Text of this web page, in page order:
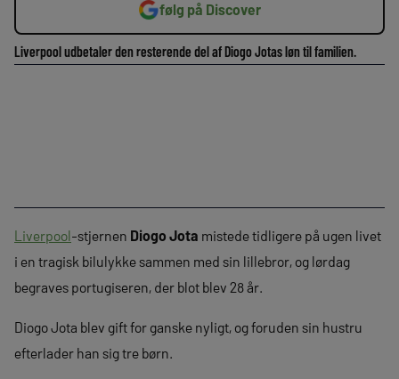
følg på Discover
Liverpool udbetaler den resterende del af Diogo Jotas løn til familien.
Liverpool-stjernen Diogo Jota mistede tidligere på ugen livet
i en tragisk bilulykke sammen med sin lillebror, og lørdag
begraves portugiseren, der blot blev 28 år.
Diogo Jota blev gift for ganske nyligt, og foruden sin hustru
efterlader han sig tre børn.